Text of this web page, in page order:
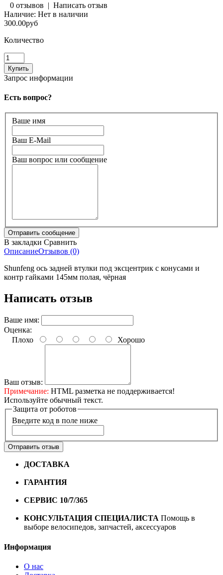
0 отзывов | Написать отзыв
Наличие: Нет в наличии
300.00руб
Количество
Запрос информации
Есть вопрос?
Ваше имя
Ваш E-Mail
Ваш вопрос или сообщение
В закладки Сравнить
ОписаниеОтзывов (0)
Shunfeng ось задней втулки под эксцентрик с конусами и
контр гайками 145мм полая, чёрная
Написать отзыв
Ваше имя:
Оценка:
Плохо
Хорошо
Ваш отзыв:
Примечание: HTML разметка не поддерживается!
Используйте обычный текст.
Защита от роботов
Введите код в поле ниже
Отправить отзыв
ДОСТАВКА
ГАРАНТИЯ
СЕРВИС 10/7/365
КОНСУЛЬТАЦИЯ СПЕЦИАЛИСТА Помощь в
выборе велосипедов, запчастей, аксессуаров
Информация
О нас